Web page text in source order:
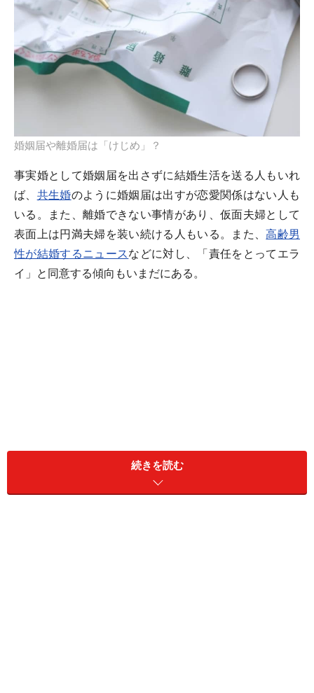
婚姻届や離婚届は「けじめ」？
事実婚として婚姻届を出さずに結婚生活を送る人もいれ
ば、 共生婚のように婚姻届は出すが恋愛関係はない人も
いる。また、離婚できない事情があり、仮面夫婦として
表面上は円満夫婦を装い続ける人もいる。また、高齢男
性が結婚するニュースなどに対し、「責任をとってエラ
イ」と同意する傾向もいまだにある。
続きを読む